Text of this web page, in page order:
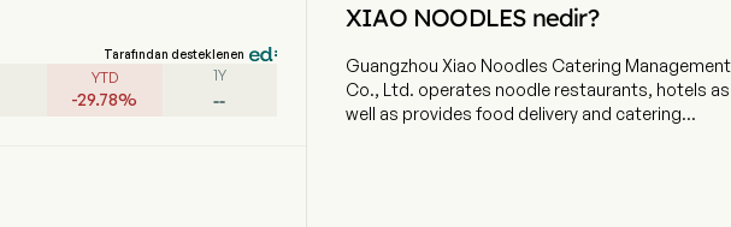
Tarafından desteklenen
YTD
-29.78%
1Y
--
XIAO NOODLES nedir?
Guangzhou Xiao Noodles Catering Management
Co., Ltd. operates noodle restaurants, hotels as
well as provides food delivery and catering